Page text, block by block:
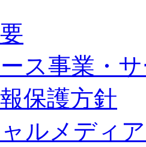
ス事業・
保護方針
ルメディ